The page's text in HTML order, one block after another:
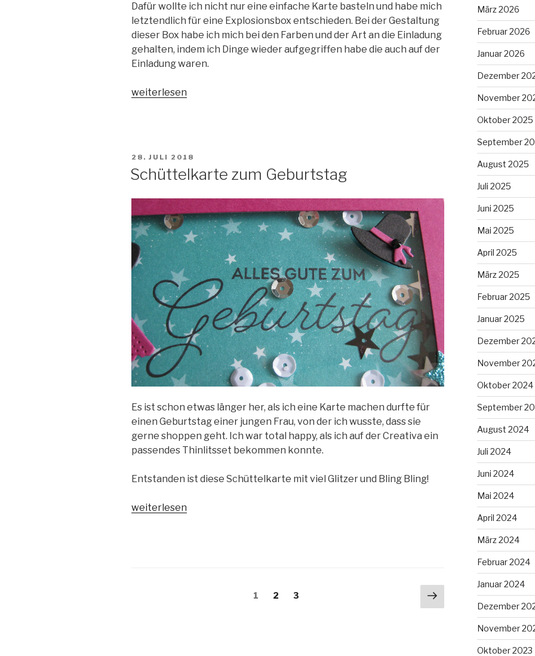
Dafür wollte ich nicht nur eine einfache Karte basteln und habe mich
letztendlich für eine Explosionsbox entschieden. Bei der Gestaltung
dieser Box habe ich mich bei den Farben und der Art an die Einladung
gehalten, indem ich Dinge wieder aufgegriffen habe die auch auf der
Einladung waren.
„Explosionsbox
weiterlesen
VERÖFFENTLICHT
28. JULI 2018
Schüttelkarte zum Geburtstag
Es ist schon etwas länger her, als ich eine Karte machen durfte für
einen Geburtstag einer jungen Frau, von der ich wusste, dass sie
gerne shoppen geht. Ich war total happy, als ich auf der Creativa ein
passendes Thinlitsset bekommen konnte.
Entstanden ist diese Schüttelkarte mit viel Glitzer und Bling Bling!
„Schüttelkarte
weiterlesen
BeitragsnavigationSeite
1 Seite
2 Seite
3
Nächste
Seite
März 2026
Februar 2026
Januar 2026
Dezember
November
Oktober 2025
September
August 2025
Juli 2025
Juni 2025
Mai 2025
April 2025
März 2025
Februar 2025
Januar 2025
Dezember
November
Oktober 2024
September
August 2024
Juli 2024
Juni 2024
Mai 2024
April 2024
März 2024
Februar 2024
Januar 2024
Dezember
November
Oktober 2023